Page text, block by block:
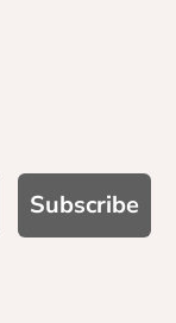
Subscribe